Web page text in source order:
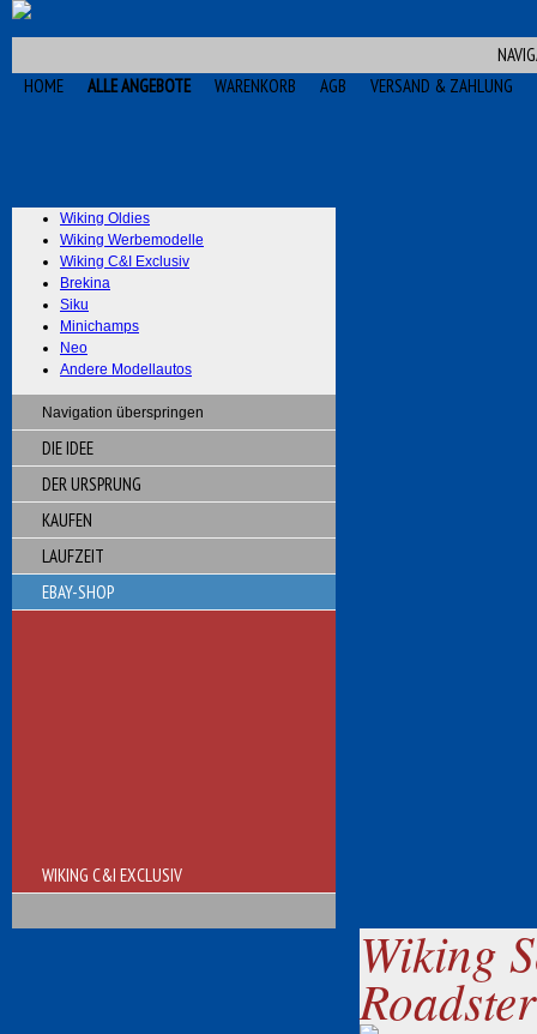
HOME
ALLE ANGEBOTE WARENKORB AGB VERSAND & ZAHLUNG
Wiking Oldies
Wiking Werbemodelle
Wiking C&I Exclusiv
Brekina
Siku
Minichamps
Neo
Andere Modellautos
Navigation überspringen
DIE IDEE
DER URSPRUNG
KAUFEN
LAUFZEIT
EBAY-SHOP
WIKING C&I EXCLUSIV
Wiking